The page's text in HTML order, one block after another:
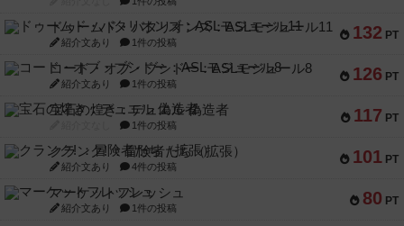
132 PT
ドゥームド・バタリオンズ：ASLモジュール11
紹介文あり 1件の投稿
126 PT
コード・オブ・ブシドー：ASLモジュール8
紹介文あり 1件の投稿
117 PT
宝石の煌き：デュエル 偽造者
1件の投稿
101 PT
クランク! ：冒険者たち（拡張）
紹介文あり 4件の投稿
80 PT
マーケットフレッシュ
紹介文あり 1件の投稿